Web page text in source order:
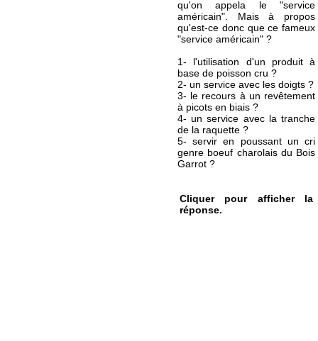
qu'on appela le "service
américain". Mais à propos
qu'est-ce donc que ce fameux
"service américain" ?
1- l'utilisation d'un produit à
base de poisson cru ?
2- un service avec les doigts ?
3- le recours à un revêtement
à picots en biais ?
4- un service avec la tranche
de la raquette ?
5- servir en poussant un cri
genre boeuf charolais du Bois
Garrot ?
Cliquer pour afficher la
réponse.